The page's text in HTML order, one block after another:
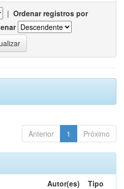
| Ordenar registros por
Anterior 1 Próximo
Autor(es) Tipo